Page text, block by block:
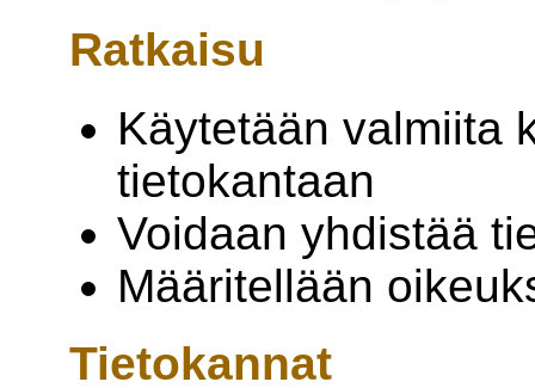
Ratkaisu
Käytetään valmiita
tietokantaan
Voidaan yhdistää
Määritellään
Tietokannat